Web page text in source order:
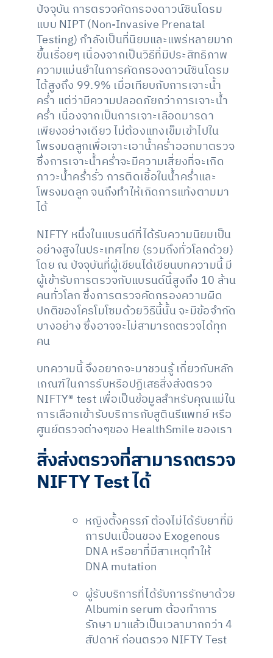
ปัจจุบัน การตรวจคัดกรองดาวน์ซินโดรม
แบบ NIPT (Non-Invasive Prenatal
Testing) กำลังเป็นที่นิยมและแพร่หลายมาก
ขึ้นเรื่อยๆ เนื่องจากเป็นวิธีที่มีประสิทธิภาพ
ความแม่นยำในการคัดกรองดาวน์ซินโดรม
ได้สูงถึง 99.9% เมื่อเทียบกับการเจาะน้ำ
คร่ำ แต่ว่ามีความปลอดภัยกว่าการเจาะน้ำ
คร่ำ เนื่องจากเป็นการเจาะเลือดมารดา
เพียงอย่างเดียว ไม่ต้องแทงเข็มเข้าไปใน
โพรงมดลูกเพื่อเจาะเอาน้ำคร่ำออกมาตรวจ
ซึ่งการเจาะน้ำคร่ำจะมีความเสี่ยงที่จะเกิด
ภาวะน้ำคร่ำรั่ว การติดเชื้อในน้ำคร่ำและ
โพรงมดลูก จนถึงทำให้เกิดการแท้งตามมา
ได้
NIFTY หนึ่งในแบรนด์ที่ได้รับความนิยมเป็น
อย่างสูงในประเทศไทย (รวมถึงทั่วโลกด้วย)
โดย ณ ปัจจุบันที่ผู้เขียนได้เขียนบทความนี้ มี
ผู้เข้ารับการตรวจกับแบรนด์นี้สูงถึง 10 ล้าน
คนทั่วโลก ซึ่งการตรวจคัดกรองความผิด
ปกติของโครโมโซมด้วยวิธีนี้นั้น จะมีข้อจำกัด
บางอย่าง ซึ่งอาจจะไม่สามารถตรวจได้ทุก
คน
บทความนี้ จึงอยากจะมาชวนรู้ เกี่ยวกับหลัก
เกณฑ์ในการรับหรือปฏิเสธสิ่งส่งตรวจ
NIFTY® test เพื่อเป็นข้อมูลสำหรับคุณแม่ใน
การเลือกเข้ารับบริการกับสูตินรีแพทย์ หรือ
ศูนย์ตรวจต่างๆของ HealthSmile ของเรา
สิ่งส่งตรวจที่สามารถตรวจ
NIFTY Test ได้
หญิงตั้งครรภ์ ต้องไม่ได้รับยาที่มี
การปนเปื้อนของ Exogenous
DNA หรือยาที่มีสาเหตุทำให้
DNA mutation
ผู้รับบริการที่ได้รับการรักษาด้วย
Albumin serum ต้องทำการ
รักษา มาแล้วเป็นเวลามากกว่า 4
สัปดาห์ ก่อนตรวจ NIFTY Test